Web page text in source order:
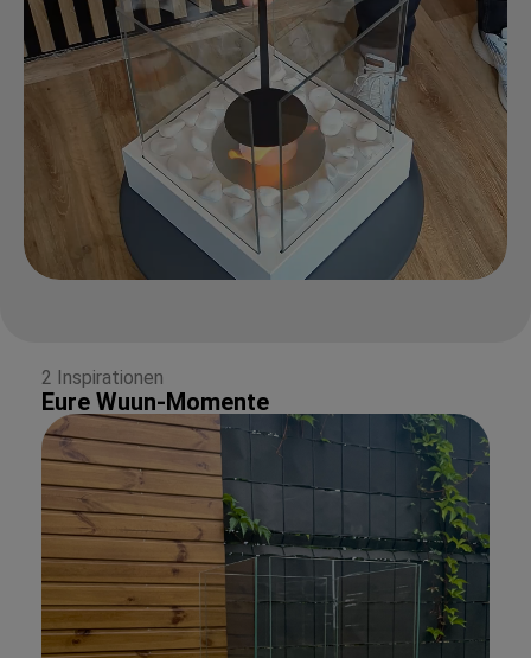
2 Inspirationen
Eure Wuun-Momente